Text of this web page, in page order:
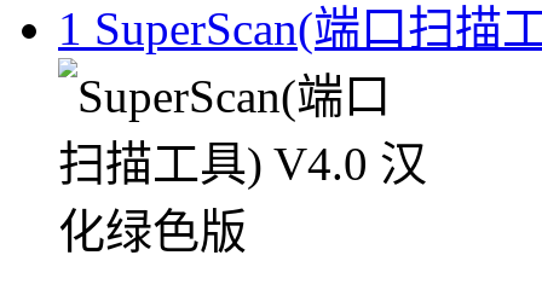
1 SuperScan(端口扫描